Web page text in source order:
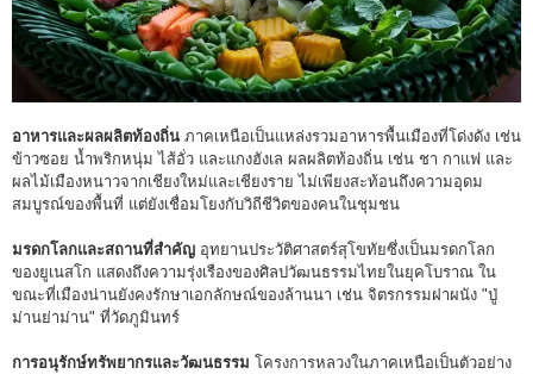
อาหารและผลผลิตท้องถิ่น ภาคเหนือเป็นแหล่งรวมอาหารพื้นเมืองที่โด่งดัง เช่น
ข้าวซอย น้ำพริกหนุ่ม ไส้อั่ว และแกงฮังเล ผลผลิตท้องถิ่น เช่น ชา กาแฟ และ
ผลไม้เมืองหนาวจากเชียงใหม่และเชียงราย ไม่เพียงสะท้อนถึงความอุดม
สมบูรณ์ของพื้นที่ แต่ยังเชื่อมโยงกับวิถีชีวิตของคนในชุมชน
มรดกโลกและสถานที่สำคัญ อุทยานประวัติศาสตร์สุโขทัยซึ่งเป็นมรดกโลก
ของยูเนสโก แสดงถึงความรุ่งเรืองของศิลปวัฒนธรรมไทยในยุคโบราณ ใน
ขณะที่เมืองน่านยังคงรักษาเอกลักษณ์ของล้านนา เช่น จิตรกรรมฝาผนัง "ปู่
ม่านย่าม่าน" ที่วัดภูมินทร์
การอนุรักษ์ทรัพยากรและวัฒนธรรม โครงการหลวงในภาคเหนือเป็นตัวอย่าง